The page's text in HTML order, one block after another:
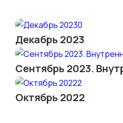
Декабрь 2023
Сентябрь 2023.
Октябрь 2022